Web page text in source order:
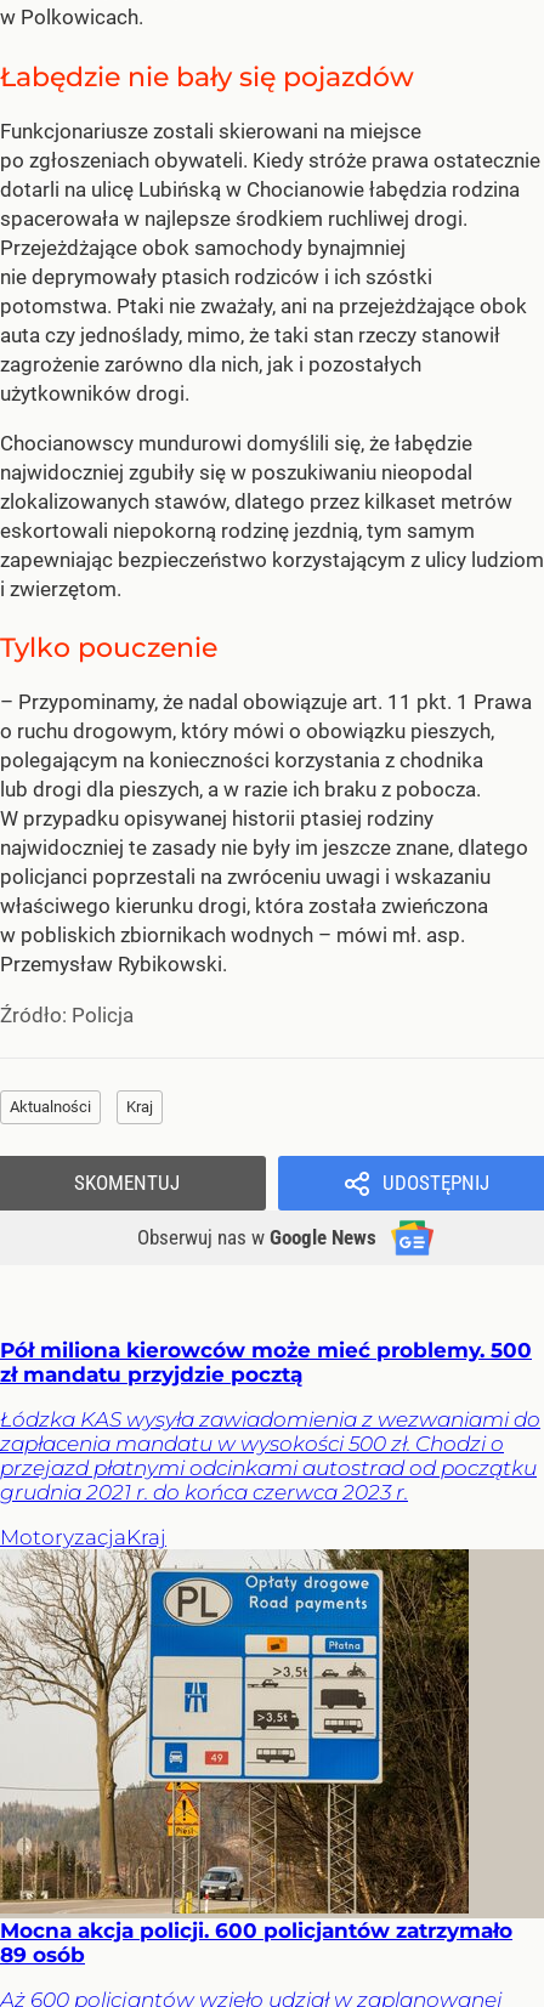
w Polkowicach.
Łabędzie nie bały się pojazdów
Funkcjonariusze zostali skierowani na miejsce
po zgłoszeniach obywateli. Kiedy stróże prawa ostatecznie
dotarli na ulicę Lubińską w Chocianowie łabędzia rodzina
spacerowała w najlepsze środkiem ruchliwej drogi.
Przejeżdżające obok samochody bynajmniej
nie deprymowały ptasich rodziców i ich szóstki
potomstwa. Ptaki nie zważały, ani na przejeżdżające obok
auta czy jednoślady, mimo, że taki stan rzeczy stanowił
zagrożenie zarówno dla nich, jak i pozostałych
użytkowników drogi.
Chocianowscy mundurowi domyślili się, że łabędzie
najwidoczniej zgubiły się w poszukiwaniu nieopodal
zlokalizowanych stawów, dlatego przez kilkaset metrów
eskortowali niepokorną rodzinę jezdnią, tym samym
zapewniając bezpieczeństwo korzystającym z ulicy ludziom
i zwierzętom.
Tylko pouczenie
– Przypominamy, że nadal obowiązuje art. 11 pkt. 1 Prawa
o ruchu drogowym, który mówi o obowiązku pieszych,
polegającym na konieczności korzystania z chodnika
lub drogi dla pieszych, a w razie ich braku z pobocza.
W przypadku opisywanej historii ptasiej rodziny
najwidoczniej te zasady nie były im jeszcze znane, dlatego
policjanci poprzestali na zwróceniu uwagi i wskazaniu
właściwego kierunku drogi, która została zwieńczona
w pobliskich zbiornikach wodnych – mówi mł. asp.
Przemysław Rybikowski.
Źródło: Policja
Aktualności Kraj
UDOSTĘPNIJ
Obserwuj nas w Google News
SKOMENTUJ
Pół miliona kierowców może mieć problemy. 500
zł mandatu przyjdzie pocztą
Łódzka KAS wysyła zawiadomienia z wezwaniami do
zapłacenia mandatu w wysokości 500 zł. Chodzi o
przejazd płatnymi odcinkami autostrad od początku
grudnia 2021 r. do końca czerwca 2023 r.
MotoryzacjaKraj
Mocna akcja policji. 600 policjantów zatrzymało
89 osób
Aż 600 policjantów wzięło udział w zaplanowanej